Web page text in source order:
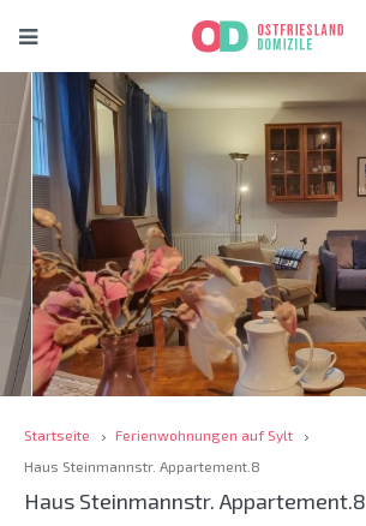
Startseite
Ferienwohnungen auf Sylt
Haus Steinmannstr. Appartement.8
Haus Steinmannstr. Appartement.8